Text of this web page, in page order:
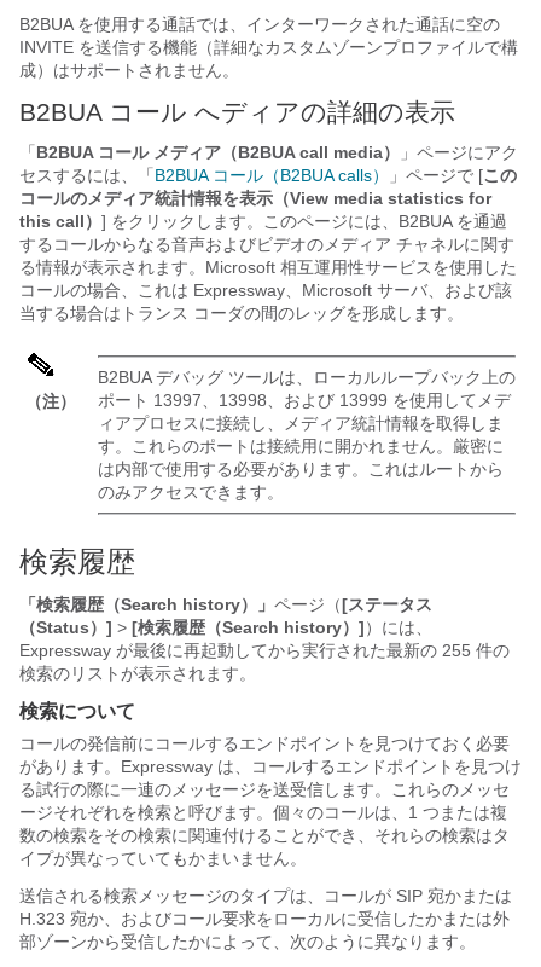
B2BUA を使用する通話では、インターワークされた通話に空の
INVITE を送信する機能（詳細なカスタムゾーンプロファイルで構
成）はサポートされません。
B2BUA コール へディアの詳細の表示
「 B2BUA コール メディア（B2BUA call media）
」ページにアク
セスするには、「 B2BUA コール（B2BUA calls） 」ページで [この
コールのメディア統計情報を表示（View media statistics for
this call） ] をクリックします。このページには、B2BUA を通過
するコールからなる音声およびビデオのメディア チャネルに関す
る情報が表示されます。Microsoft 相互運用性サービスを使用した
コールの場合、これは Expressway、Microsoft サーバ、および該
当する場合はトランス コーダの間のレッグを形成します。
（注）
B2BUA デバッグ ツールは、ローカルループバック上の
ポート 13997、13998、および 13999 を使用してメデ
ィアプロセスに接続し、メディア統計情報を取得しま
す。これらのポートは接続用に開かれません。厳密に
は内部で使用する必要があります。これはルートから
のみアクセスできます。
検索履歴
「検索履歴（Search history）」 ページ（[ステータス
（Status）] > [検索履歴（Search history）]）には、
Expressway が最後に再起動してから実行された最新の 255 件の
検索のリストが表示されます。
検索について
コールの発信前にコールするエンドポイントを見つけておく必要
があります。Expressway は、コールするエンドポイントを見つけ
る試行の際に一連のメッセージを送受信します。これらのメッセ
ージそれぞれを検索と呼びます。個々のコールは、1 つまたは複
数の検索をその検索に関連付けることができ、それらの検索はタ
イプが異なっていてもかまいません。
送信される検索メッセージのタイプは、コールが SIP 宛かまたは
H.323 宛か、およびコール要求をローカルに受信したかまたは外
部ゾーンから受信したかによって、次のように異なります。